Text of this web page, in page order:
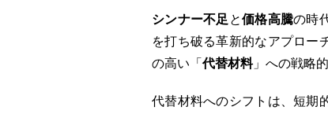
シンナー不足 と価格高騰の時
を打ち破る革新的なアプロー
の高い「代替材料」への戦略
代替材料へのシフトは、短期